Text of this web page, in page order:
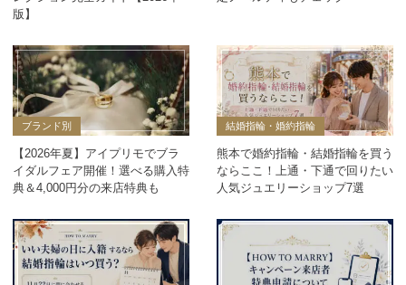
版】
ブランド別
【2026年夏】アイプリモでブラ
イダルフェア開催！選べる購入特
典＆4,000円分の来店特典も
結婚指輪・婚約指輪
熊本で婚約指輪・結婚指輪を買う
ならここ！上通・下通で回りたい
人気ジュエリーショップ7選